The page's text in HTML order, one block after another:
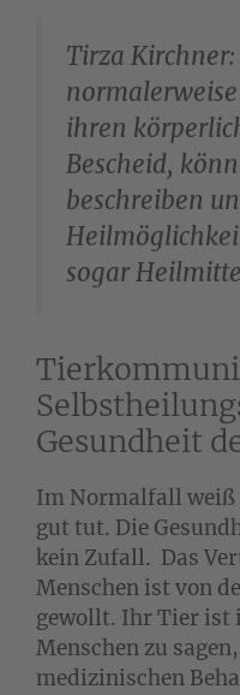
Tirza
ihren
Bescheid,
beschreiben
sogar
Gesundheit
Im Normalfall weiß
gut tut. Die
kein Zufall. Das
Menschen ist von
gewollt. Ihr Tier ist
Menschen zu
medizinischen